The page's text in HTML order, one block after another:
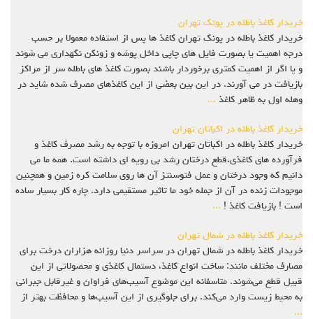
خریدار کاغذ باطله در پونک تهران
خریدار کاغذ باطله در پونک تهران کاغذ ها پس از استفاده معمولا بر حسب
درجه اهميت يا بصورت فايل هاي چاپي داخل پوشه و زونکن نگهداري مي شوند
و يا اگر از اهميت کمتري برخوردار باشند بصورت کاغذ هاي باطله سر از مراکز
بازيافت در مي آورند. در اين بين بعضي از اين کاغذهاي مصرف شده شايد در
وهله اول به ظاهر کاغذ ...
خریدار کاغذ باطله در اکباتان تهران
خریدار کاغذ باطله در اکباتان تهران امروزه با توجه به رشد مصرف کاغذ و
فرآورده های کاغذی،قطع درختان رشد بی رویه ای داشته است. همه ما می
دانیم که وجود درختان و عمل فتوسنتز آن ها روی سلامت کره زمین و همچنین
موجودات زنده در آن از جمله خود ما تاثیر مستقیمی دارد. چاره کار بسیار ساده
است ! بازیافت کاغذ ! ...
خریدار کاغذ باطله در شمال تهران
خریدار کاغذ باطله در شمال تهران در سراسر دنیا روزانه هزاران درخت برای
مصارف مختلف مانند: ساخت انواع کاغذ، دستمال کاغذی و محصولاتی از این
قبیل قطع می‌شوند. متاسفانه این موضوع آسیب‌های فراوان و غیرقابل جبرانی
به محیط زیست وارد می‌کند. برای جلوگیری از این آسیب‌ها و محافظت بهتر از
...